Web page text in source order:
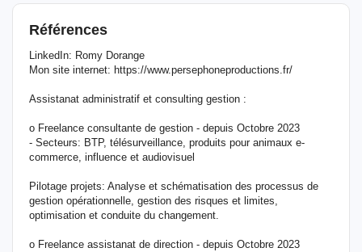
Références
LinkedIn: Romy Dorange
Mon site internet: https://www.persephoneproductions.fr/
Assistanat administratif et consulting gestion :
o Freelance consultante de gestion - depuis Octobre 2023
- Secteurs: BTP, télésurveillance, produits pour animaux e-
commerce, influence et audiovisuel
Pilotage projets: Analyse et schématisation des processus de
gestion opérationnelle, gestion des risques et limites,
optimisation et conduite du changement.
o Freelance assistanat de direction - depuis Octobre 2023